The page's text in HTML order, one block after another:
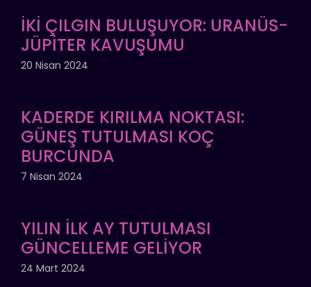
İKİ ÇILGIN BULUŞUYOR: URANÜS-
JÜPİTER KAVUŞUMU
20 Nisan 2024
KADERDE KIRILMA NOKTASI:
GÜNEŞ TUTULMASI KOÇ
BURCUNDA
7 Nisan 2024
YILIN İLK AY TUTULMASI
GÜNCELLEME GELİYOR
24 Mart 2024